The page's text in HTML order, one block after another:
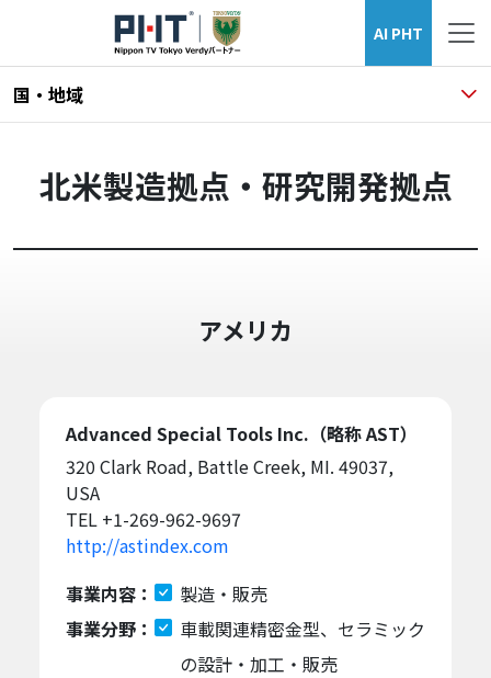
AI PHT
国・地域
北米製造拠点・研究開発拠点
アメリカ
Advanced Special Tools Inc.（略称 AST）
320 Clark Road, Battle Creek, MI. 49037,
USA
TEL +1-269-962-9697
http://astindex.com
事業内容：
製造・販売
事業分野：
車載関連精密金型、セラミック
の設計・加工・販売